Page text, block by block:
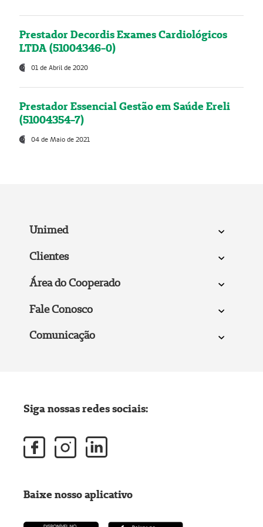
Prestador Decordis Exames Cardiológicos
LTDA (51004346-0)
01 de Abril de 2020
Prestador Essencial Gestão em Saúde Ereli
(51004354-7)
04 de Maio de 2021
Unimed
Clientes
Área do Cooperado
Fale Conosco
Comunicação
Siga nossas redes sociais:
Baixe nosso aplicativo